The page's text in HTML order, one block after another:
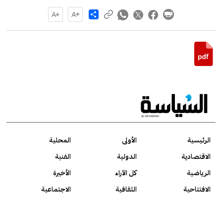
Share
الرئيسية الأولى
المحلية
الاقتصادية
الدولية
الفنية
الرياضية
كل الآراء
الأخيرة
الافتتاحية
الثقافية
الاجتماعية